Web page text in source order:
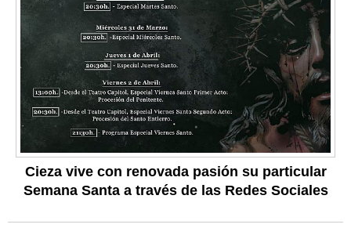
Cieza vive con renovada pasión su particular
Semana Santa a través de las Redes Sociales